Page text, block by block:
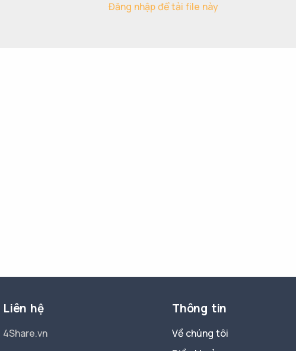
Đăng nhập để tải file này
Liên hệ
4Share.vn
Thông tin
Về chúng tôi